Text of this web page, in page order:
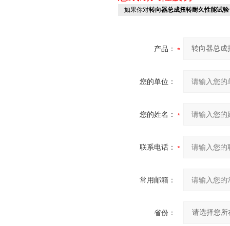
如果你对转向器总成扭转耐久性能试
产品：
您的单位：
您的姓名：
联系电话：
常用邮箱：
省份：